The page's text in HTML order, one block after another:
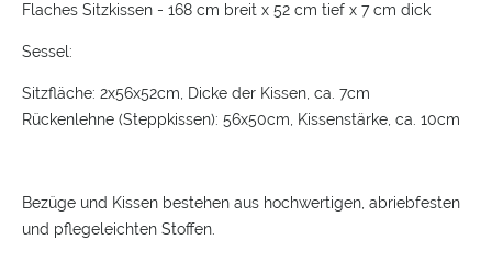
Flaches Sitzkissen - 168 cm breit x 52 cm tief x 7 cm dick
Sessel:
Sitzfläche: 2x56x52cm, Dicke der Kissen, ca. 7cm
Rückenlehne (Steppkissen): 56x50cm, Kissenstärke, ca. 10cm
Bezüge und Kissen bestehen aus hochwertigen, abriebfesten
und pflegeleichten Stoffen.